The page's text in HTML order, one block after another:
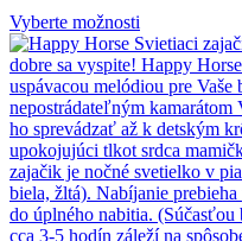
Vyberte možnosti